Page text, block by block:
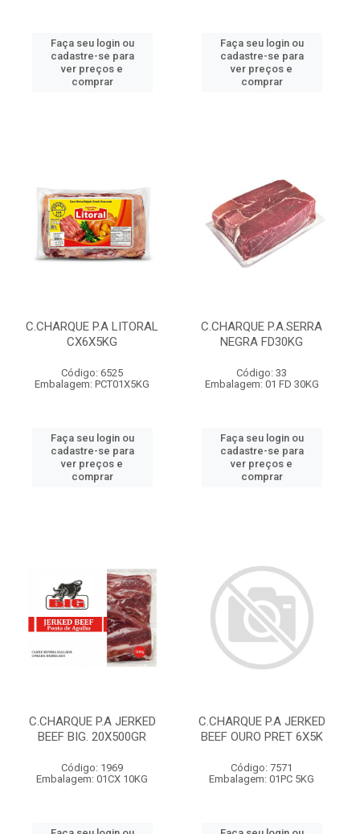
Faça seu login ou
cadastre-se para
ver preços e
comprar
Faça seu login ou
cadastre-se para
ver preços e
comprar
C.CHARQUE P.A LITORAL
CX6X5KG
Código: 6525
Embalagem: PCT01X5KG
Faça seu login ou
cadastre-se para
ver preços e
comprar
C.CHARQUE P.A.SERRA
NEGRA FD30KG
Código: 33
Embalagem: 01 FD 30KG
Faça seu login ou
cadastre-se para
ver preços e
comprar
C.CHARQUE P.A JERKED
BEEF BIG. 20X500GR
Código: 1969
Embalagem: 01CX 10KG
C.CHARQUE P.A JERKED
BEEF OURO PRET 6X5K
Código: 7571
Embalagem: 01PC 5KG